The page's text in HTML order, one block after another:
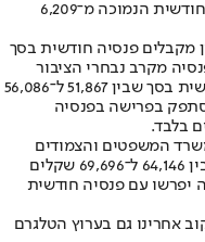
מגמלאי שירות המדינה מסתפקים בפנסיה חודשית הנמוכה מ־6,209
מקבלים פנסיה חודשית בסך
שקלים. 20 שיאני הפנסיה מקרב נבחרי הציבור
(שרים וחברי כנסת) פורשים עם פנסיה חודשית בסך שבין 51,867 ל־56,086
בפרישה בפנסיה
המשפטים והצמודים
לשכרם - יפרשו לגמלאות עם פנסיה יפה שבין 64,146 ל־69,696 שקלים
יפרשו עם פנסיה חודשית
אחרינו גם בערוץ הטלגרם